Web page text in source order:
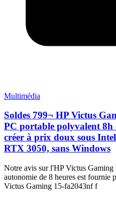
Multimédia
Soldes 799¬ HP Victus
PC portable polyvalent
créer à prix doux sous
RTX 3050, sans Windows
Notre avis sur l'HP Victus
autonomie de 8 heures est fournie
Victus Gaming 15-fa2043nf f